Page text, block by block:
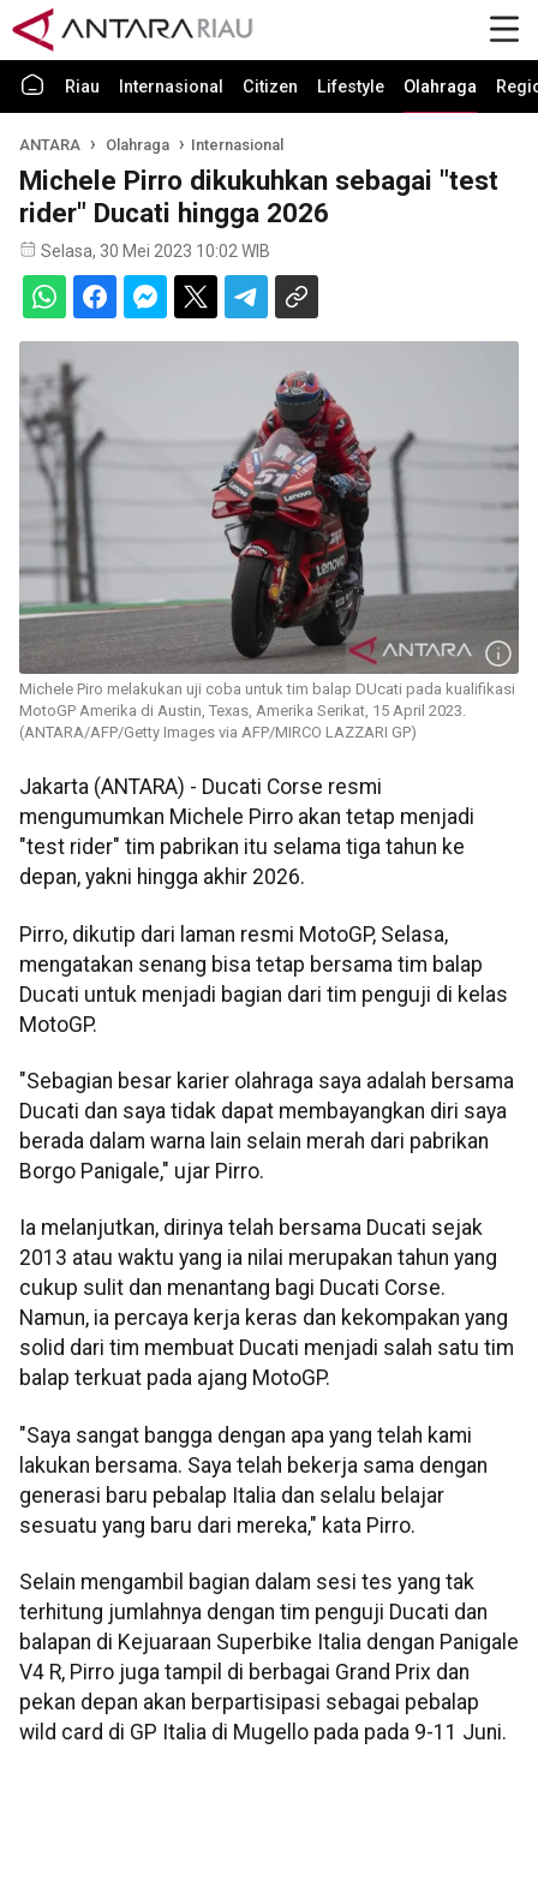
Riau Internasional Citizen Lifestyle Olahraga
ANTARA Olahraga Internasional
Michele Pirro dikukuhkan sebagai "test
rider" Ducati hingga 2026
Selasa, 30 Mei 2023 10:02 WIB
Michele Piro melakukan uji coba untuk tim balap DUcati pada kualifikasi
MotoGP Amerika di Austin, Texas, Amerika Serikat, 15 April 2023.
(ANTARA/AFP/Getty Images via AFP/MIRCO LAZZARI GP)
Jakarta (ANTARA) - Ducati Corse resmi
mengumumkan Michele Pirro akan tetap menjadi
"test rider" tim pabrikan itu selama tiga tahun ke
depan, yakni hingga akhir 2026.
Pirro, dikutip dari laman resmi MotoGP, Selasa,
mengatakan senang bisa tetap bersama tim balap
Ducati untuk menjadi bagian dari tim penguji di kelas
MotoGP.
"Sebagian besar karier olahraga saya adalah bersama
Ducati dan saya tidak dapat membayangkan diri saya
berada dalam warna lain selain merah dari pabrikan
Borgo Panigale," ujar Pirro.
Ia melanjutkan, dirinya telah bersama Ducati sejak
2013 atau waktu yang ia nilai merupakan tahun yang
cukup sulit dan menantang bagi Ducati Corse.
Namun, ia percaya kerja keras dan kekompakan yang
solid dari tim membuat Ducati menjadi salah satu tim
balap terkuat pada ajang MotoGP.
"Saya sangat bangga dengan apa yang telah kami
lakukan bersama. Saya telah bekerja sama dengan
generasi baru pebalap Italia dan selalu belajar
sesuatu yang baru dari mereka," kata Pirro.
Selain mengambil bagian dalam sesi tes yang tak
terhitung jumlahnya dengan tim penguji Ducati dan
balapan di Kejuaraan Superbike Italia dengan Panigale
V4 R, Pirro juga tampil di berbagai Grand Prix dan
pekan depan akan berpartisipasi sebagai pebalap
wild card di GP Italia di Mugello pada pada 9-11 Juni.